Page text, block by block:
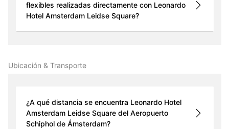
flexibles realizadas directamente con Leonardo
Hotel Amsterdam Leidse Square?
Ubicación & Transporte
¿A qué distancia se encuentra Leonardo Hotel
Amsterdam Leidse Square del Aeropuerto
Schiphol de Ámsterdam?